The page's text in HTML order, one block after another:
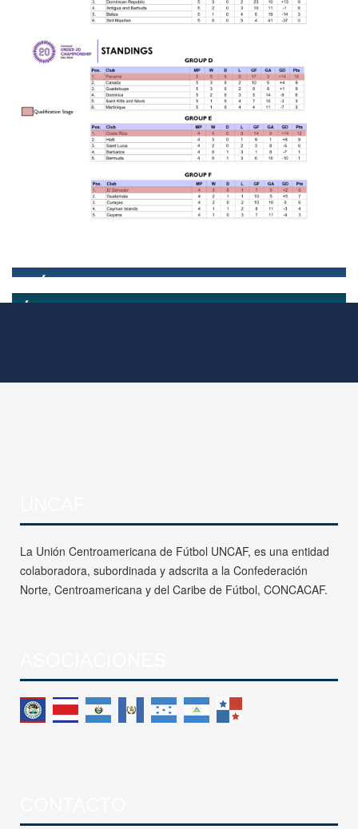
La Unión Centroamericana de Fútbol UNCAF, es una entidad
colaboradora, subordinada y adscrita a la Confederación
Norte, Centroamericana y del Caribe de Fútbol, CONCACAF.